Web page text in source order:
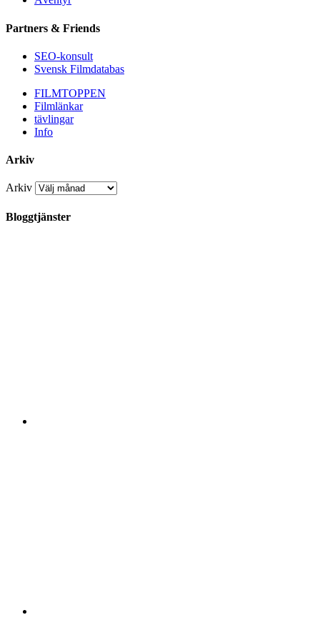
Partners & Friends
SEO-konsult
Svensk Filmdatabas
FILMTOPPEN
Filmlänkar
tävlingar
Info
Arkiv
Arkiv
Bloggtjänster